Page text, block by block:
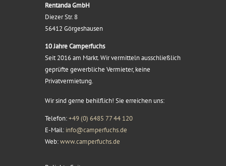
Rentanda GmbH
Diezer Str. 8
56412 Görgeshausen
10 Jahre Camperfuchs
Seit 2016 am Markt. Wir vermitteln ausschließlich
geprüfte gewerbliche Vermieter, keine
Privatvermietung.
Wir sind gerne behilflich! Sie erreichen uns:
Telefon:+49 (0) 6485 77 44 120
E-Mail: info@camperfuchs.de
Web:www.camperfuchs.de